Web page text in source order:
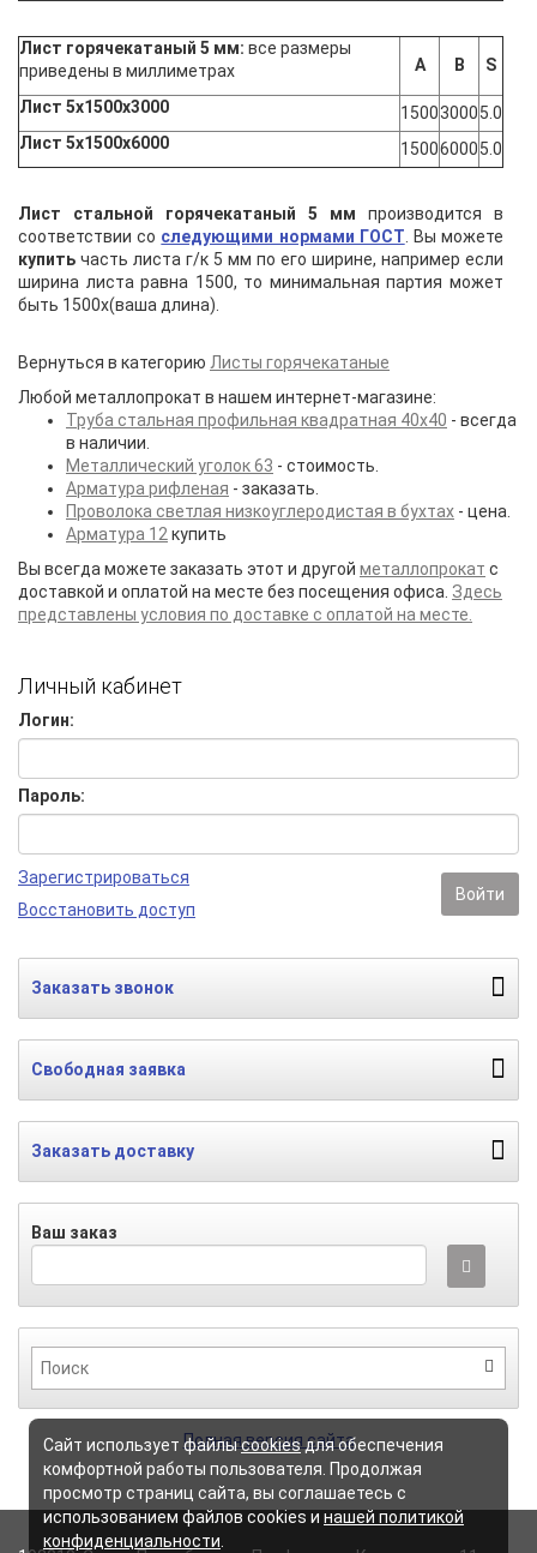
Лист горячекатаный 5 мм: все размеры
приведены в миллиметрах
А В S
Лист 5х1500х3000 150030005.0
Лист 5х1500х6000
150060005.0
Лист стальной горячекатаный 5 мм производится в
соответствии со следующими нормами ГОСТ. Вы можете
купить часть листа г/к 5 мм по его ширине, например если
ширина листа равна 1500, то минимальная партия может
быть 1500х(ваша длина).
Вернуться в категорию Листы горячекатаные
Любой металлопрокат в нашем интернет-магазине:
Труба стальная профильная квадратная 40х40 - всегда
в наличии.
Металлический уголок 63 - стоимость.
Арматура рифленая - заказать.
Проволока светлая низкоуглеродистая в бухтах - цена.
Арматура 12купить
Вы всегда можете заказать этот и другой металлопрокат с
доставкой и оплатой на месте без посещения офиса. Здесь
представлены условия по доставке с оплатой на месте.
Личный кабинет
Логин:
Пароль:
Зарегистрироваться
Восстановить доступ
Войти
Заказать звонок
Свободная заявка
Заказать доставку
Ваш заказ
Полная версия сайта
Сайт использует файлыcookiesдля обеспечения
комфортной работы пользователя. Продолжая
просмотр страниц сайта, вы соглашаетесь с
использованием файлов cookies и нашей политикой
конфиденциальности